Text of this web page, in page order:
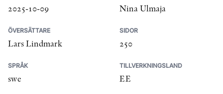
2025-10-09 Nina Ulmaja
ÖVERSÄTTARE
Lars Lindmark
SIDOR
250
SPRÅK
swe
TILLVERKNINGSLAND
EE